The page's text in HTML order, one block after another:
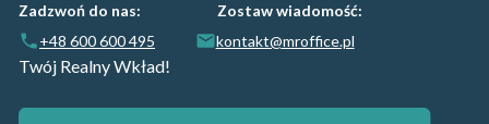
Zadzwoń do nas:
Zostaw wiadomość:
+48 600 600 495
kontakt@mroffice.pl
Twój Realny Wkład!